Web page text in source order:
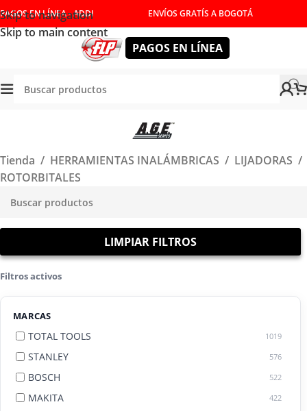
Skip to navigation
Skip to main content
PAGOS EN LÍNEA - ADDI ENVÍOS GRATÍS A BOGOTÁ
PAGOS EN LÍNEA
Tienda / HERRAMIENTAS INALÁMBRICAS / LIJADORAS /
ROTORBITALES
LIMPIAR FILTROS
Filtros activos
MARCAS
TOTAL TOOLS 1019
STANLEY 576
BOSCH 522
MAKITA 422